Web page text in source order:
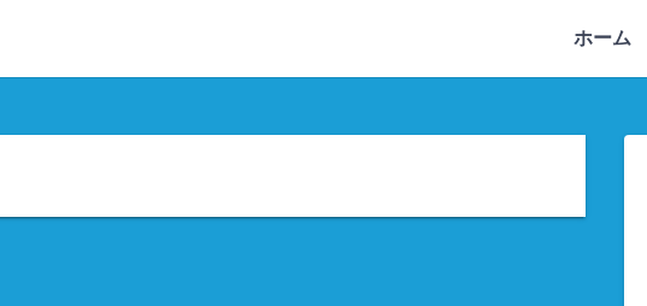
ホーム